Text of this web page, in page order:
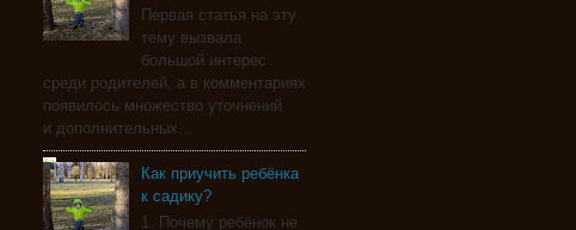
Первая статья на эту
тему вызвала
большой интерес
среди родителей, а в комментариях
появилось множество уточнений
и дополнительных...
Как приучить ребёнка
к садику?
1. Почему ребёнок не